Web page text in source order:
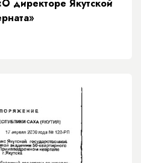
директоре Якутской